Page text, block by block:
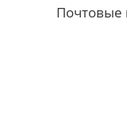
Почтовые